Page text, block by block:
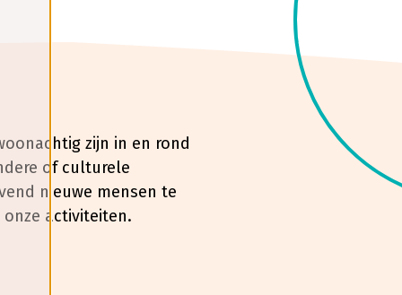
zijn in en rond
of culturele
nieuwe mensen te
activiteiten.